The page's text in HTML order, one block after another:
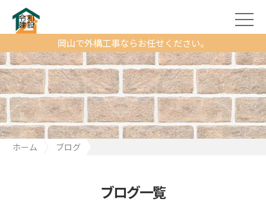
岡山で外構工事ならお任せください。
ホーム
ブログ
ブログ一覧